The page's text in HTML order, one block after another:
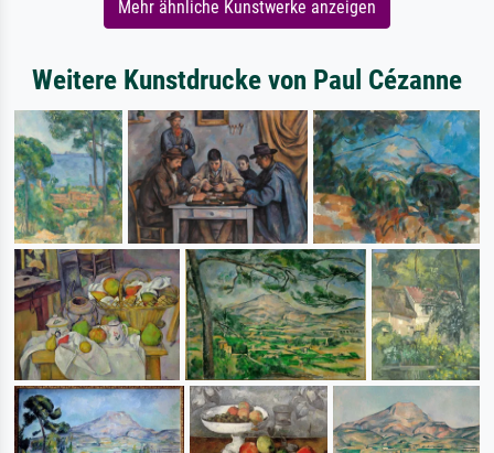
Mehr ähnliche Kunstwerke anzeigen
Weitere Kunstdrucke von Paul Cézanne